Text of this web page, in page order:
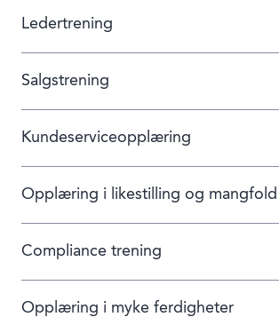
Ledertrening
Salgstrening
Kundeserviceopplæring
Opplæring i likestilling og mangfold
Compliance trening
Opplæring i myke ferdigheter